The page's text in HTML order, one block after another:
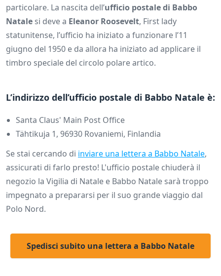
particolare. La nascita dell’ufficio postale di Babbo
Natale si deve a Eleanor Roosevelt, First lady
statunitense, l’ufficio ha iniziato a funzionare l’11
giugno del 1950 e da allora ha iniziato ad applicare il
timbro speciale del circolo polare artico.
L’indirizzo dell’ufficio postale di Babbo Natale è:
Santa Claus' Main Post Office
Tähtikuja 1, 96930 Rovaniemi, Finlandia
Se stai cercando di inviare una lettera a Babbo Natale,
assicurati di farlo presto! L'ufficio postale chiuderà il
negozio la Vigilia di Natale e Babbo Natale sarà troppo
impegnato a prepararsi per il suo grande viaggio dal
Polo Nord.
Spedisci subito una lettera a Babbo Natale